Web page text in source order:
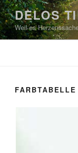
Zum
Inhalt
springen
DELOS
Weil es